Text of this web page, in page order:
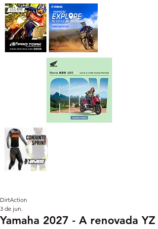
Yamaha 2027 - A renovada YZ
DirtAction
3 de jun.